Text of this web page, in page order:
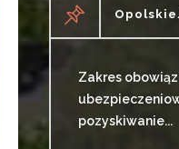
Zakres
pozyskiwanie...